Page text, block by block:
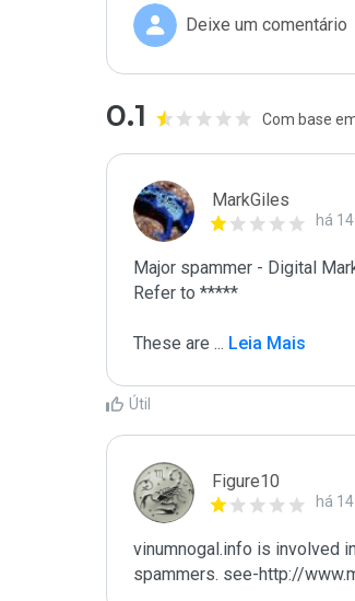
Deixe um comentário
0.1 Com base
MarkGiles
há
Major spammer - Digital
Refer to *****
These are ... Leia Mais
Útil
Figure10
há
vinumnogal.info is involved
spammers. see-http://